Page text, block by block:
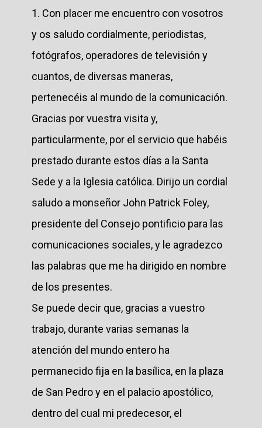
1. Con placer me encuentro con vosotros
y os saludo cordialmente, periodistas,
fotógrafos, operadores de televisión y
cuantos, de diversas maneras,
pertenecéis al mundo de la comunicación.
Gracias por vuestra visita y,
particularmente, por el servicio que habéis
prestado durante estos días a la Santa
Sede y a la Iglesia católica. Dirijo un cordial
saludo a monseñor John Patrick Foley,
presidente del Consejo pontificio para las
comunicaciones sociales, y le agradezco
las palabras que me ha dirigido en nombre
de los presentes.
Se puede decir que, gracias a vuestro
trabajo, durante varias semanas la
atención del mundo entero ha
permanecido fija en la basílica, en la plaza
de San Pedro y en el palacio apostólico,
dentro del cual mi predecesor, el